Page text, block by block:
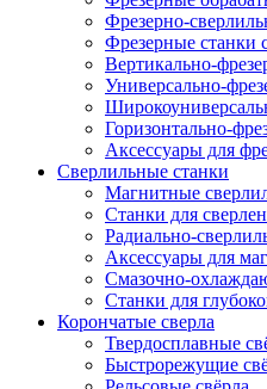
Фрезерно-
Фрезерные станки
Вертикально-
Универсально-
Горизонтально-
Аксессуары для
Сверлильные станки
Магнитные
Станки для
Радиально-
Аксессуары для
Смазочно-
Станки для
Корончатые сверла
Твердосплавные
Быстрорежущие